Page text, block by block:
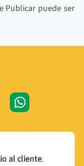
Publicar puede ser
al cliente.